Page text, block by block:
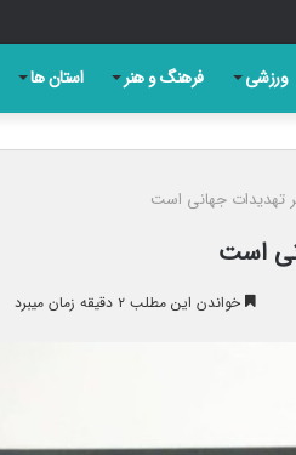
نامزدها سلیقه‌ای است
ورزشی فرهنگ و هنر استان ها
تهدیدات جهانی است
است
خواندن این مطلب ۲ دقیقه زمان میبرد